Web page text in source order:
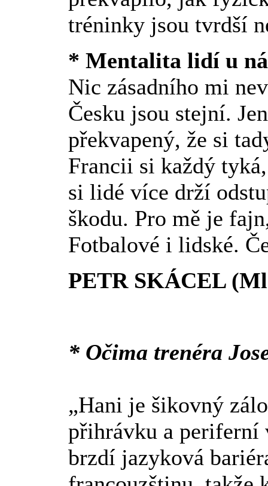
tréninky jsou tvrdší
* Mentalita lidí u
Nic zásadního mi
Česku jsou stejní.
překvapený, že si
Francii si každý
si lidé více drží
škodu. Pro mě je
Fotbalové i lidské.
PETR SKÁCEL
* Očima trenéra
„Hani je šikovný
přihrávku a periferní
brzdí jazyková